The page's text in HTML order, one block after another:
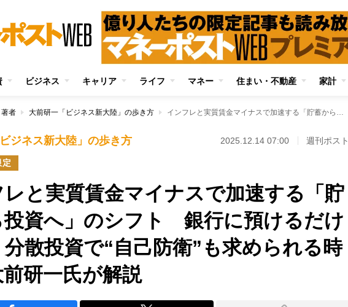
ビジネス キャリア ライフ マネー 住まい・不動産 家計
者 大前研一「ビジネス新大陸」の歩き方 インフレと実質賃金マイナスで加速する「貯蓄から投資へ」のシフト 銀行に預けるだけでなく分散投資で“自己防衛”も求められる時代を大前研一氏が解説
ジネス新大陸」の歩き方 2025.12.14 07:00 週刊ポスト
定
と実質賃金マイナスで加速する「貯
投資へ」のシフト 銀行に預けるだけ
散投資で“自己防衛”も求められる時
研一氏が解説